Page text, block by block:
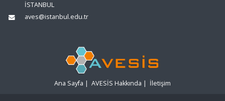
İSTANBUL
aves@istanbul.edu.tr
Ana Sayfa | AVESİS Hakkında | İletişim